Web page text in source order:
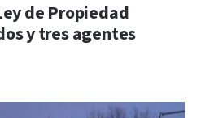
de Propiedad
y tres agentes